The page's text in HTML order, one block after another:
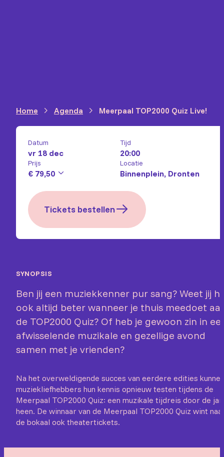
Home Agenda Meerpaal TOP2000 Quiz Live!
Datum
vr 18 dec
Tijd
20:00
Prijs
€ 79,50
Locatie
Binnenplein, Dronten
Tickets bestellen
SYNOPSIS
Ben jij een muziekkenner pur sang? Weet jij
ook altijd beter wanneer je thuis meedoet
de TOP2000 Quiz? Of heb je gewoon zin in
afwisselende muzikale en gezellige avond
samen met je vrienden?
Na het overweldigende succes van eerdere edities kunnen
muziekliefhebbers hun kennis opnieuw testen tijdens de
Meerpaal TOP2000 Quiz: een muzikale tijdreis door de
heen. De winnaar van de Meerpaal TOP2000 Quiz wint
de bokaal ook theatertickets.